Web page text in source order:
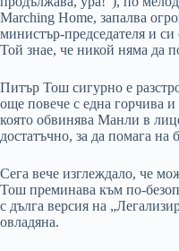
Marching Home, запалва
министър-председателя и си
Той знае, че никой няма да
Питър Тош сигурно е
още повече с една горчива и
която обвинява Манли в
достатъчно, за да помага на
Сега вече изглеждало, че
Тош преминава към по-
с дълга версия на
овладяна.